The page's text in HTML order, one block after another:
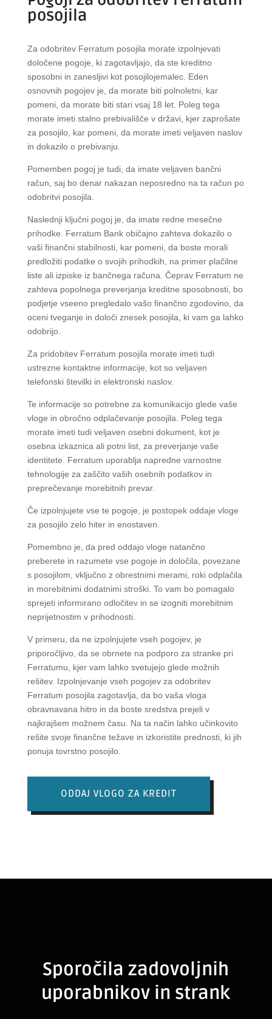
posojila
Za odobritev Ferratum posojila morate izpolnjevati
določene pogoje, ki zagotavljajo, da ste kreditno
sposobni in zanesljivi kot posojilojemalec. Eden
osnovnih pogojev je, da morate biti polnoletni, kar
pomeni, da morate biti stari vsaj 18 let. Poleg tega
morate imeti stalno prebivališče v državi, kjer zaprošate
za posojilo, kar pomeni, da morate imeti veljaven naslov
in dokazilo o prebivanju.
Pomemben pogoj je tudi, da imate veljaven bančni
račun, saj bo denar nakazan neposredno na ta račun po
odobritvi posojila.
Naslednji ključni pogoj je, da imate redne mesečne
prihodke. Ferratum Bank običajno zahteva dokazilo o
vaši finančni stabilnosti, kar pomeni, da boste morali
predložiti podatke o svojih prihodkih, na primer plačilne
liste ali izpiske iz bančnega računa. Čeprav Ferratum ne
zahteva popolnega preverjanja kreditne sposobnosti, bo
podjetje vseeno pregledalo vašo finančno zgodovino, da
oceni tveganje in določi znesek posojila, ki vam ga lahko
odobrijo.
Za pridobitev Ferratum posojila morate imeti tudi
ustrezne kontaktne informacije, kot so veljaven
telefonski številki in elektronski naslov.
Te informacije so potrebne za komunikacijo glede vaše
vloge in obročno odplačevanje posojila. Poleg tega
morate imeti tudi veljaven osebni dokument, kot je
osebna izkaznica ali potni list, za preverjanje vaše
identitete. Ferratum uporablja napredne varnostne
tehnologije za zaščito vaših osebnih podatkov in
preprečevanje morebitnih prevar.
Če izpolnjujete vse te pogoje, je postopek oddaje vloge
za posojilo zelo hiter in enostaven.
Pomembno je, da pred oddajo vloge natančno
preberete in razumete vse pogoje in določila, povezane
s posojilom, vključno z obrestnimi merami, roki odplačila
in morebitnimi dodatnimi stroški. To vam bo pomagalo
sprejeti informirano odločitev in se izogniti morebitnim
neprijetnostim v prihodnosti.
V primeru, da ne izpolnjujete vseh pogojev, je
priporočljivo, da se obrnete na podporo za stranke pri
Ferratumu, kjer vam lahko svetujejo glede možnih
rešitev. Izpolnjevanje vseh pogojev za odobritev
Ferratum posojila zagotavlja, da bo vaša vloga
obravnavana hitro in da boste sredstva prejeli v
najkrajšem možnem času. Na ta način lahko učinkovito
rešite svoje finančne težave in izkoristite prednosti, ki jih
ponuja tovrstno posojilo.
ODDAJ VLOGO ZA KREDIT
Sporočila zadovoljnih
uporabnikov in strank